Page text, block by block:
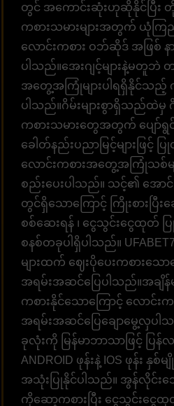
တွင် အကောင်းဆုံးဟုဆိုနိုင်ပြီး
ကစားသမားများအတွက် ယုံက
လောင်းကစား ဝဘ်ဆိုဒ် အဖြစ် န
ပါသည်။အေးဂျင့်များနဲ့မတူဘဲ
အတွေ့အကြုံများပါရရှိနိုင်သည့် က
ပါသည်။ဂိမ်းများစွာရှိသည်ထဲမှ
ကစားသမားတွေအတွက် ပျော်ရွင်
ခေါတ်နည်းပညာမြင့်များဖြင့်
လောင်းကစားအတွေ့အကြုံသစ်မ
စည်းပေးပါသည်။ သင့်၏ အေ
တွင်ရှိသောကြောင့် ကြိုးစားပြီး
စစ်ဆေးရန် ၊ ငွေသွင်းငွေထုတ်
စနစ်တခုပါရှိပါသည်။
များထက် ဈေးပိုပေးကစားသေ
အရမ်းအဆင်ပြေပါသည်။အချိန်မ
ကစားနိုင်သောကြောင့် လောင်း
အရမ်းအဆင်ပြေချောမွေ့လှပါသ
ခုလုံးကို မြန်မာဘာသာဖြင့် ပြန်
ANDROID ဖုန်းနဲ့ IOS ဖုန်း နှ
အသုံးပြုနိုင်ပါသည်။ အွန်လိုင်းဘေ
ကိုဆော့ကစားပြီး ငွေသွင်းငွေထု